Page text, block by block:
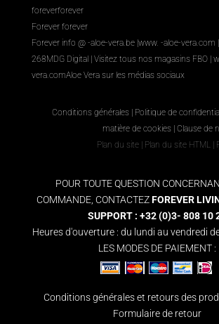
foreverforever
Forever forever
Forever info @ -aloe-vera.be |www. -aloe-vera.com
268MDG Digital| Visitez tous nos magasins FBO|
vera.comAloe Vera sur les médias sociaux
Conditions générales | Politique de
matière de cookies |Clause de
Plan du site | Plan du site HTML |
POUR TOUTE QUESTION
COMMANDE, CONTACTEZFOREVER
SUPPORT : +32 (0)3- 808 10
Heures d'ouverture : du lundi au vendredi
LES MODES DE PAIEMENT :
Conditions générales et retours des
Formulaire de retour